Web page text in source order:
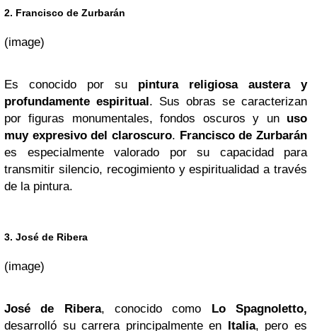
2. Francisco de Zurbarán
(image)
Es conocido por su pintura religiosa austera y
profundamente espiritual . Sus obras se caracterizan
por figuras monumentales, fondos oscuros y un uso
muy expresivo del claroscuro. Francisco de Zurbarán
es especialmente valorado por su capacidad para
transmitir silencio, recogimiento y espiritualidad a través
de la pintura.
3. José de Ribera
(image)
José de Ribera, conocido como
Lo Spagnoletto,
desarrolló su carrera principalmente en
Italia, pero es